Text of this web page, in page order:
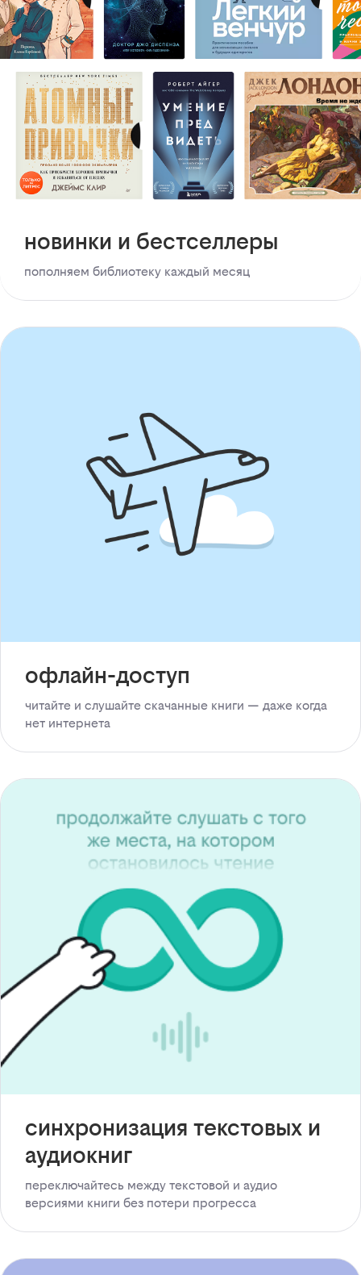
новинки и бестселлеры
пополняем библиотеку каждый месяц
офлайн-доступ
читайте и слушайте скачанные книги — даже когда
нет интернета
синхронизация текстовых и
аудиокниг
переключайтесь между текстовой и аудио
версиями книги без потери прогресса